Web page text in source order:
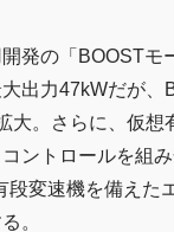
発の「BOOSTモ
出力47kWだが、
大。さらに、仮想
ントロールを組み
段変速機を備えた
。